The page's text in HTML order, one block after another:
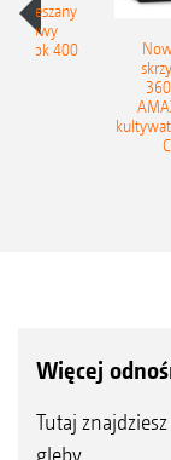
Tyrok 400
Więcej
Tutaj